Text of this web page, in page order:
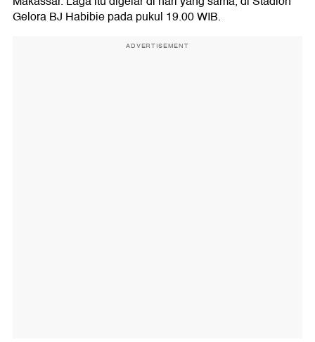
Gelora BJ Habibie pada pukul 19.00 WIB.
ADVERTISEMENT